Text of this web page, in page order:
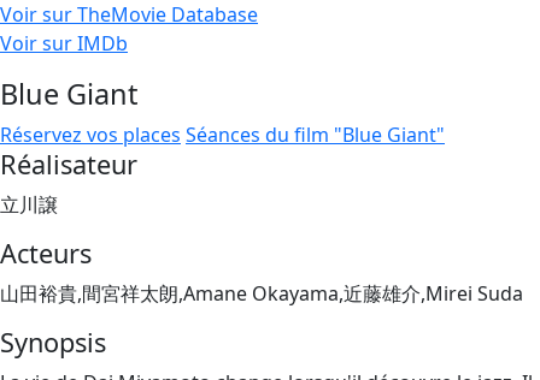
Voir sur TheMovie Database
Voir sur IMDb
Blue Giant
Réservez vos places Séances du film "Blue Giant"
Réalisateur
立川譲
Acteurs
山田裕貴,間宮祥太朗,Amane Okayama,近藤雄介,Mirei Suda
Synopsis